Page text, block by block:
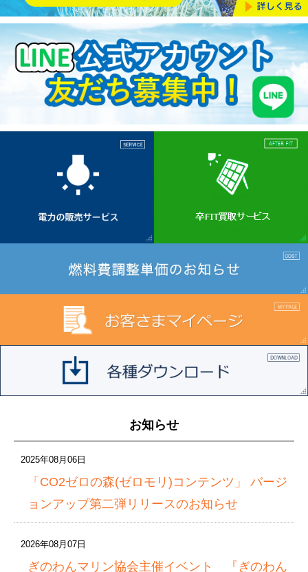
お知らせ
2025年08月06日
「CO2ゼロの森(ゼロモリ)コンテンツ」 バージ
ョンアップ第二弾リリースのお知らせ
2026年08月07日
ぎのわんマリン協会主催イベント 『ぎのわん